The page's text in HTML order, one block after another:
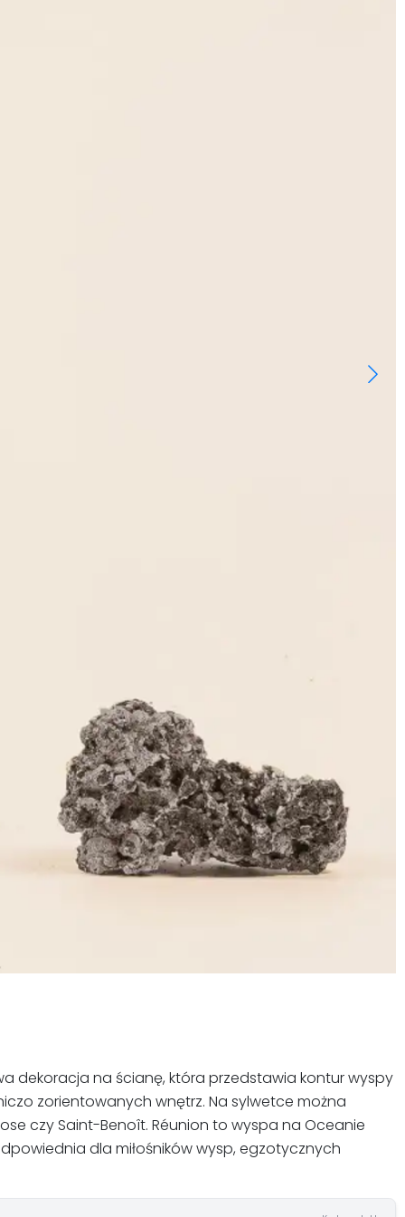
dekoracja na ścianę, która przedstawia kontur wyspy
zorientowanych wnętrz. Na sylwetce można
czy Saint-Benoît. Réunion to wyspa na Oceanie
dla miłośników wysp, egzotycznych